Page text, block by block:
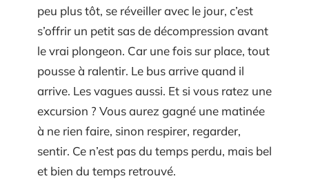
peu plus tôt, se réveiller avec le jour, c’est
s’offrir un petit sas de décompression avant
le vrai plongeon. Car une fois sur place, tout
pousse à ralentir. Le bus arrive quand il
arrive. Les vagues aussi. Et si vous ratez une
excursion ? Vous aurez gagné une matinée
à ne rien faire, sinon respirer, regarder,
sentir. Ce n’est pas du temps perdu, mais bel
et bien du temps retrouvé.